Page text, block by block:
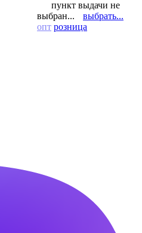
пункт выдачи не
выбран...
выбрать...
опт розница